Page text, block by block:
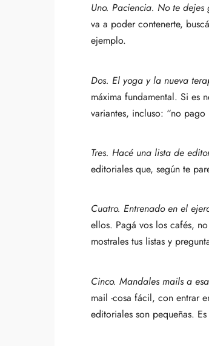
Uno. Paciencia. No te
va a poder contenerte,
ejemplo.
Dos. El yoga y la nueva
máxima fundamental. Si es
variantes, incluso: “no
Tres. Hacé una lista de
editoriales que, según te
Cuatro. Entrenado en el
ellos. Pagá vos los cafés,
mostrales tus listas y
Cinco. Mandales mails a
mail -cosa fácil, con entrar
editoriales son pequeñas.